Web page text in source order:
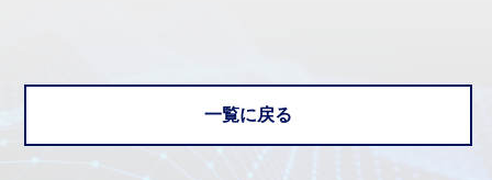
一覧に戻る